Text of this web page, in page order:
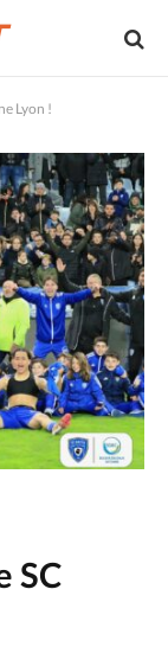
Lyon !
SC